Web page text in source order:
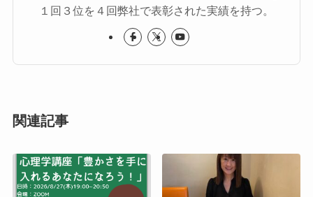
１回３位を４回弊社で表彰された実績を持つ。
関連記事